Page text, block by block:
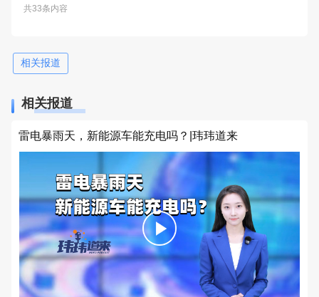
共33条内容
相关报道
相关报道
雷电暴雨天，新能源车能充电吗？|玮玮道来